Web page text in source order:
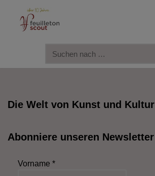
Zum
Die Welt von Kunst und Kultur
Abonniere unseren Newsletter
Vorname *